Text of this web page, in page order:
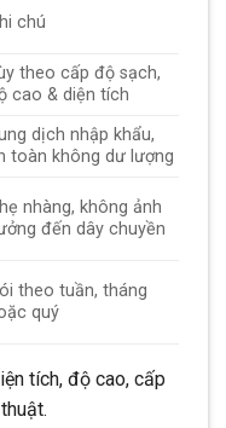
chú
theo cấp độ sạch,
cao & diện tích
dịch nhập khẩu,
toàn không dư lượng
nhàng, không ảnh
đến dây chuyền
theo tuần, tháng
quý
tích, độ cao, cấp